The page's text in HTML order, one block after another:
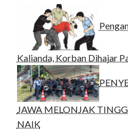
Kalianda, Korban Dihajar
JAWA MELONJAK
NAIK